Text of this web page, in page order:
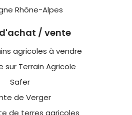
Rhône-Alpes
/ vente
agricoles à vendre
sur Terrain Agricole
Safer
de Verger
de terres agricoles